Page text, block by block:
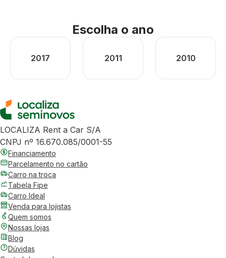
Escolha o ano
2017 2011 2010
LOCALIZA Rent a Car S/A
CNPJ nº 16.670.085/0001-55
Financiamento
Parcelamento no cartão
Carro na troca
Tabela Fipe
Carro Ideal
Venda para lojistas
Quem somos
Nossas lojas
Blog
Dúvidas